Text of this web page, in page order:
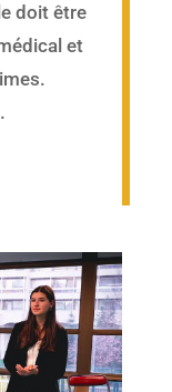
doit être
et